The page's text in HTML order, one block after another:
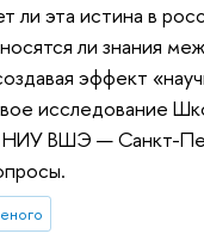
ли эта истина в
ли знания
эффект
исследование
ВШЭ — Санкт-